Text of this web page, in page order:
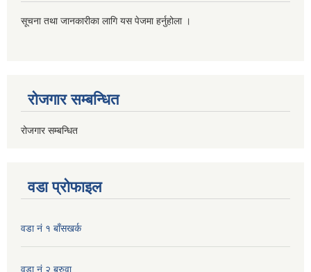
सूचना तथा जानकारीका लागि यस पेजमा हर्नुहोला ।
रोजगार सम्बन्धित
रोजगार सम्बन्धित
वडा प्रोफाइल
वडा नं १ बाँसखर्क
वडा नं २ बरुवा